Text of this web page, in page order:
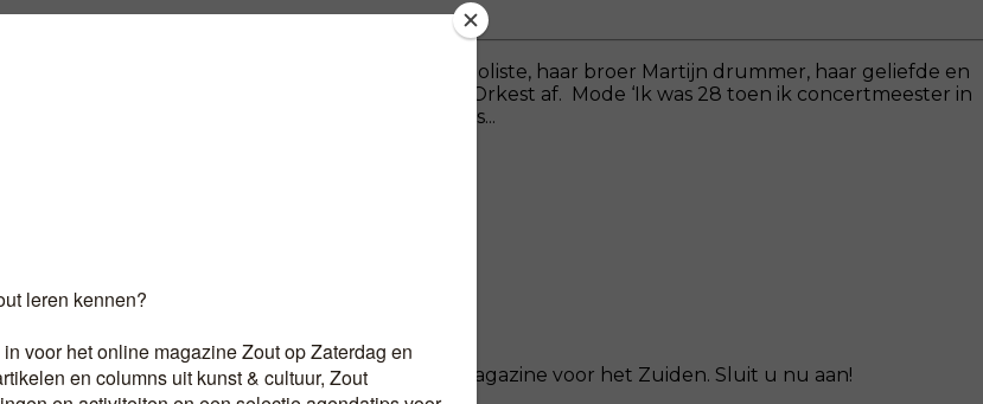
van Lisanne Soeterbroek. Haar moeder is violiste, haar broer Martijn drummer, haar geliefde en
fotoserie van het Nederlands Philharmonisch Orkest af. Mode ‘Ik was 28 toen ik concertmeester in
van het orkest spelen. In België kom ik op als...
Log inals u al abonnee bent.
per maand ontvangt u het kunst- en cultuurmagazine voor het Zuiden. Sluit u nu aan!